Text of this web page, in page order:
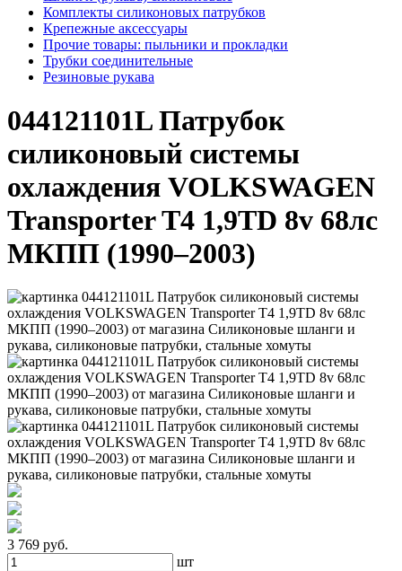
Комплекты силиконовых патрубков
Крепежные аксессуары
Прочие товары: пыльники и прокладки
Трубки соединительные
Резиновые рукава
044121101L Патрубок
силиконовый системы
охлаждения VOLKSWAGEN
Transporter T4 1,9TD 8v 68лс
МКПП (1990–2003)
3 769 руб.
шт